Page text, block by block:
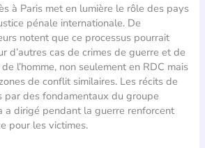
à Paris met en lumière le rôle des pays
pénale internationale. De
notent que ce processus pourrait
d’autres cas de crimes de guerre et de
l’homme, non seulement en RDC mais
de conflit similaires. Les récits de
par des fondamentaux du groupe
a dirigé pendant la guerre renforcent
pour les victimes.